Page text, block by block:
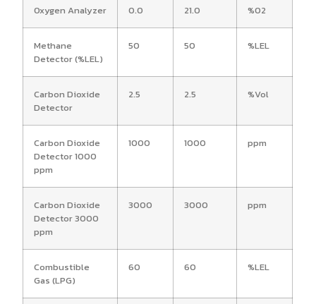
Oxygen Analyzer 0.0 21.0 %O2
Methane
Detector (%LEL)
50 50 %LEL
Carbon Dioxide
Detector
2.5 2.5 %Vol
Carbon Dioxide
Detector 1000
ppm
1000 1000 ppm
Carbon Dioxide
Detector 3000
ppm
3000 3000 ppm
Combustible
Gas (LPG)
60 60 %LEL